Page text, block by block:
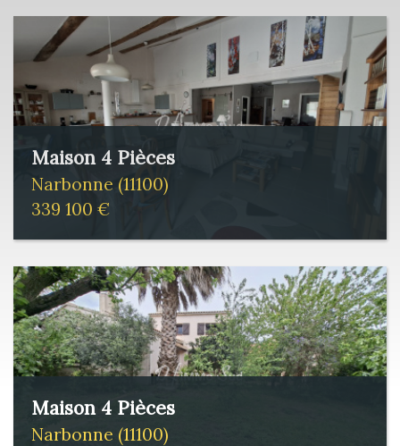
Maison 4 Pièces
Narbonne (11100)
339 100 €
Maison 4 Pièces
Narbonne (11100)